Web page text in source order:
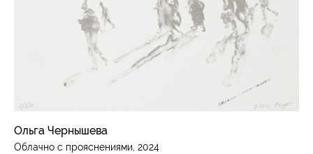
Ольга Чернышева
Облачно с прояснениями, 2024
PiranesiLAB © 2026
Разработка сайта